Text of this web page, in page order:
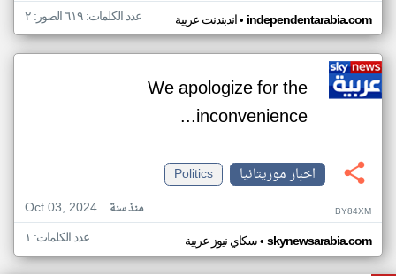
اندبندنت عربية• independentarabia.com عدد الكلمات: ٦١٩ الصور: ٢
We apologize for the
inconvenience...
اخبار موريتانيا
Politics
Oct 03, 2024
منذ سنة BY84XM
سكاي نيوز عربية• skynewsarabia.com عدد الكلمات: ١